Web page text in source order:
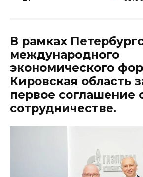
В рамках
международного
экономического
Кировская область
первое соглашение
сотрудничестве.